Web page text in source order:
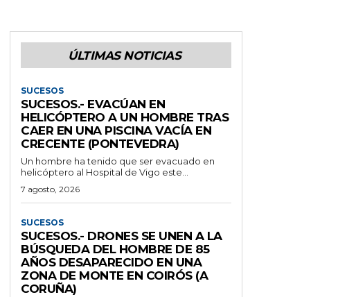
ÚLTIMAS NOTICIAS
SUCESOS
SUCESOS.- EVACÚAN EN
HELICÓPTERO A UN HOMBRE TRAS
CAER EN UNA PISCINA VACÍA EN
CRECENTE (PONTEVEDRA)
Un hombre ha tenido que ser evacuado en
helicóptero al Hospital de Vigo este...
7 agosto, 2026
SUCESOS
SUCESOS.- DRONES SE UNEN A LA
BÚSQUEDA DEL HOMBRE DE 85
AÑOS DESAPARECIDO EN UNA
ZONA DE MONTE EN COIRÓS (A
CORUÑA)